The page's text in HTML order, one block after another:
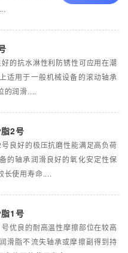
的抗水淋性利防锈性可应用在潮
适用于一般机械设备的滚动轴承
的润滑....
2号
良好的极压抗磨性能满足高负荷
的轴承润滑良好的氧化安定性保
长使用寿命....
1号
优良的耐高温性摩擦部位在较高
滑脂不流失轴承或摩擦副得到持